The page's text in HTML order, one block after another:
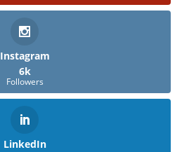
Instagram
6k
Followers
LinkedIn